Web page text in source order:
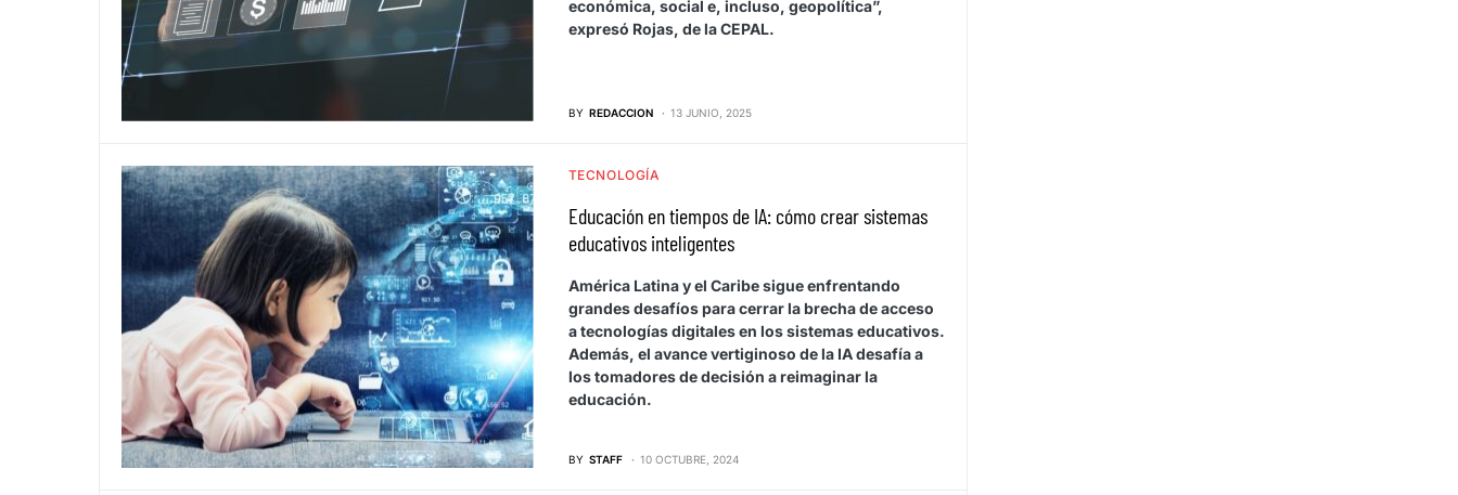
económica, social e, incluso, geopolítica”,
expresó Rojas, de la CEPAL.
BY REDACCION 13 JUNIO, 2025
TECNOLOGÍA
Educación en tiempos de IA: cómo crear sistemas
educativos inteligentes
América Latina y el Caribe sigue enfrentando
grandes desafíos para cerrar la brecha de acceso
a tecnologías digitales en los sistemas educativos.
Además, el avance vertiginoso de la IA desafía a
los tomadores de decisión a reimaginar la
educación.
BY STAFF 10 OCTUBRE, 2024